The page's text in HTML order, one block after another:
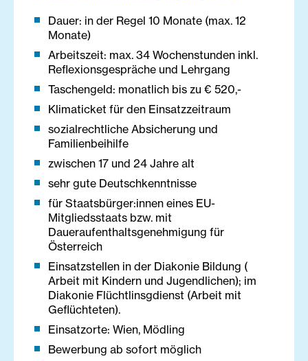
Dauer: in der Regel 10 Monate (max. 12
Monate)
Arbeitszeit: max. 34 Wochenstunden inkl.
Reflexionsgespräche und Lehrgang
Taschengeld: monatlich bis zu € 520,-
Klimaticket für den Einsatzzeitraum
sozialrechtliche Absicherung und
Familienbeihilfe
zwischen 17 und 24 Jahre alt
sehr gute Deutschkenntnisse
für Staatsbürger:innen eines EU-
Mitgliedsstaats bzw. mit
Daueraufenthaltsgenehmigung für
Österreich
Einsatzstellen in der Diakonie Bildung (
Arbeit mit Kindern und Jugendlichen); im
Diakonie Flüchtlinsgdienst (Arbeit mit
Geflüchteten).
Einsatzorte: Wien, Mödling
Bewerbung ab sofort möglich